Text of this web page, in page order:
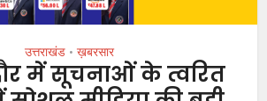
उत्तराखंड • ख़बरसार
में सूचनाओं के त्वरित